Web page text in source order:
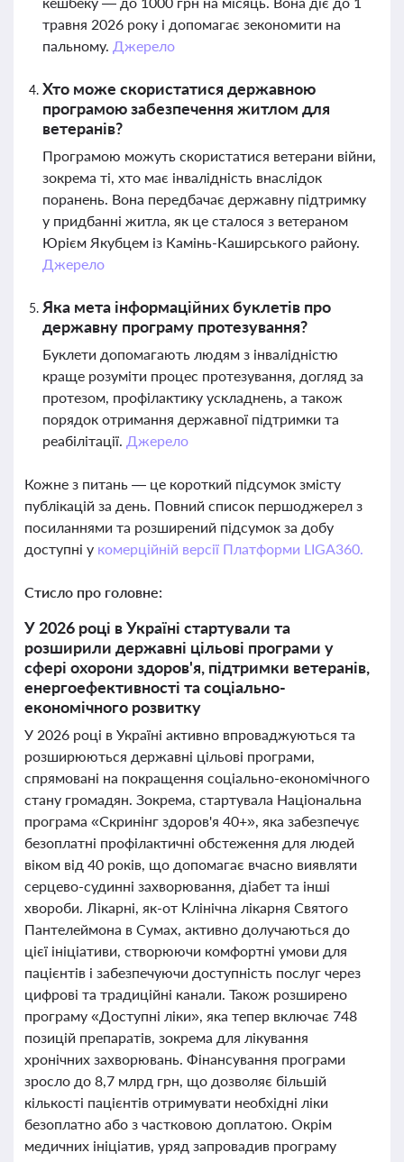
травня 2026 року і допомагає зекономити на
пальному. Джерело
Хто може скористатися державною
програмою забезпечення житлом для
ветеранів?
Програмою можуть скористатися ветерани війни,
зокрема ті, хто має інвалідність внаслідок
поранень. Вона передбачає державну підтримку
у придбанні житла, як це сталося з ветераном
Юрієм Якубцем із Камінь-Каширського району.
Джерело
Яка мета інформаційних буклетів про
державну програму протезування?
Буклети допомагають людям з інвалідністю
краще розуміти процес протезування, догляд за
протезом, профілактику ускладнень, а також
порядок отримання державної підтримки та
реабілітації. Джерело
Кожне з питань — це короткий підсумок змісту
публікацій за день. Повний список першоджерел з
посиланнями та розширений підсумок за добу
доступні у комерційній версії Платформи LIGA360.
Стисло про головне:
У 2026 році в Україні стартували та
розширили державні цільові програми у
сфері охорони здоров'я, підтримки ветеранів,
енергоефективності та соціально-
економічного розвитку
У 2026 році в Україні активно впроваджуються та
розширюються державні цільові програми,
спрямовані на покращення соціально-економічного
стану громадян. Зокрема, стартувала Національна
програма «Скринінг здоров'я 40+», яка забезпечує
безоплатні профілактичні обстеження для людей
віком від 40 років, що допомагає вчасно виявляти
серцево-судинні захворювання, діабет та інші
хвороби. Лікарні, як-от Клінічна лікарня Святого
Пантелеймона в Сумах, активно долучаються до
цієї ініціативи, створюючи комфортні умови для
пацієнтів і забезпечуючи доступність послуг через
цифрові та традиційні канали. Також розширено
програму «Доступні ліки», яка тепер включає 748
позицій препаратів, зокрема для лікування
хронічних захворювань. Фінансування програми
зросло до 8,7 млрд грн, що дозволяє більшій
кількості пацієнтів отримувати необхідні ліки
безоплатно або з частковою доплатою. Окрім
медичних ініціатив, уряд запровадив програму